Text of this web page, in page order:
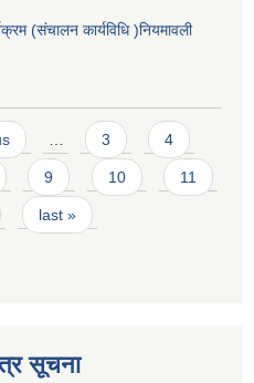
(संचालन कार्यविधि )नियमावली
3 4
9 10 11
last »
सूचना